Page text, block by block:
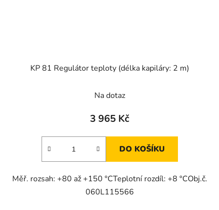
KP 81 Regulátor teploty (délka kapiláry: 2 m)
Na dotaz
3 965 Kč
DO KOŠÍKU
Měř. rozsah: +80 až +150 °CTeplotní rozdíl: +8 °CObj.č.
060L115566